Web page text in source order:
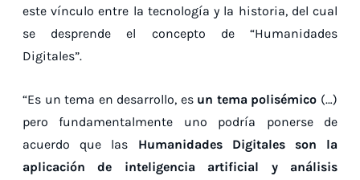
este vínculo entre la tecnología y la historia, del cual
se desprende el concepto de “Humanidades
Digitales”.
“Es un tema en desarrollo, es un tema polisémico (…)
pero fundamentalmente uno podría ponerse de
acuerdo que las Humanidades Digitales son la
aplicación de inteligencia artificial y análisis